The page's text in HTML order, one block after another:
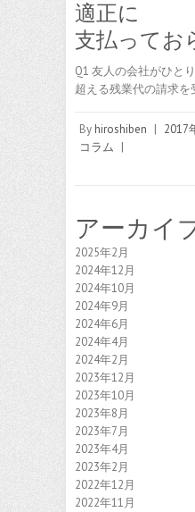
適正に
支払ってお
Q1 友人の会社がひと
超える残業代の請求
By hiroshiben | 2017
コラム |
アーカイ
2025年2月
2024年12月
2024年10月
2024年9月
2024年6月
2024年4月
2024年2月
2023年12月
2023年10月
2023年8月
2023年7月
2023年4月
2023年2月
2022年12月
2022年11月